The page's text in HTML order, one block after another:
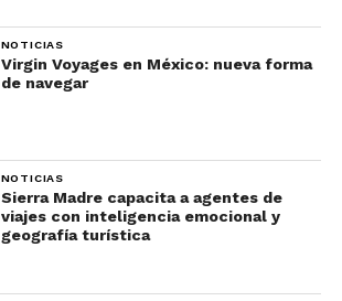
NOTICIAS
Virgin Voyages en México: nueva forma
de navegar
NOTICIAS
Sierra Madre capacita a agentes de
viajes con inteligencia emocional y
geografía turística